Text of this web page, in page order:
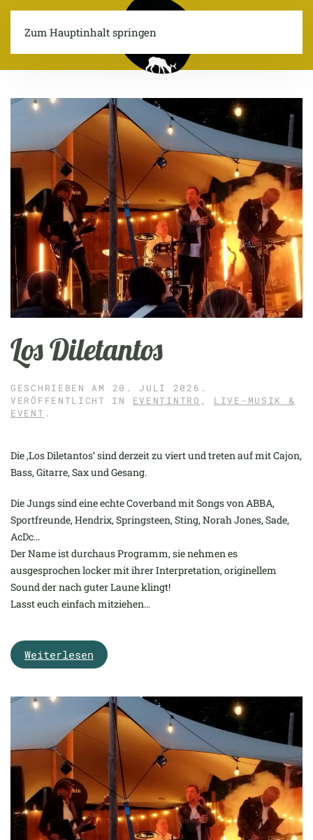
Zum Hauptinhalt springen
Los Diletantos
GESCHRIEBEN AM 20. JULI 2026 .
VERÖFFENTLICHT IN EVENTINTRO , LIVE-MUSIK &
EVENT .
Die ‚Los Diletantos‘ sind derzeit zu viert und treten auf mit Cajon,
Bass, Gitarre, Sax und Gesang.
Die Jungs sind eine echte Coverband mit Songs von ABBA,
Sportfreunde, Hendrix, Springsteen, Sting, Norah Jones, Sade,
AcDc…
Der Name ist durchaus Programm, sie nehmen es
ausgesprochen locker mit ihrer Interpretation, originellem
Sound der nach guter Laune klingt!
Lasst euch einfach mitziehen…
Weiterlesen